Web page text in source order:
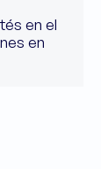
en el
en